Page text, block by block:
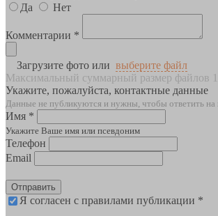
Да
Нет
Комментарии *
Загрузите фото или выберите файл
Максимальный суммарный размер файлов
Укажите, пожалуйста, контактные данные
Данные не публикуются и нужны, чтобы ответить на
Имя *
Укажите Ваше имя или псевдоним
Телефон
Email
Отправить
Я согласен с правилами публикации *